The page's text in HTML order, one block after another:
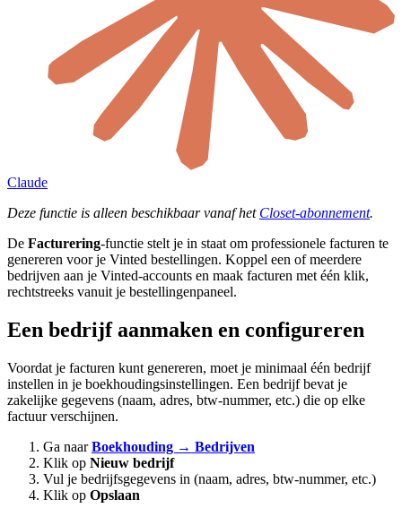
Claude
Deze functie is alleen beschikbaar vanaf het Closet-abonnement.
De Facturering-functie stelt je in staat om professionele facturen te
genereren voor je Vinted bestellingen. Koppel een of meerdere
bedrijven aan je Vinted-accounts en maak facturen met één klik,
rechtstreeks vanuit je bestellingenpaneel.
Een bedrijf aanmaken en configureren
Voordat je facturen kunt genereren, moet je minimaal één bedrijf
instellen in je boekhoudingsinstellingen. Een bedrijf bevat je
zakelijke gegevens (naam, adres, btw-nummer, etc.) die op elke
factuur verschijnen.
Ga naarBoekhouding → Bedrijven
Klik op Nieuw bedrijf
Vul je bedrijfsgegevens in (naam, adres, btw-nummer, etc.)
Klik op Opslaan